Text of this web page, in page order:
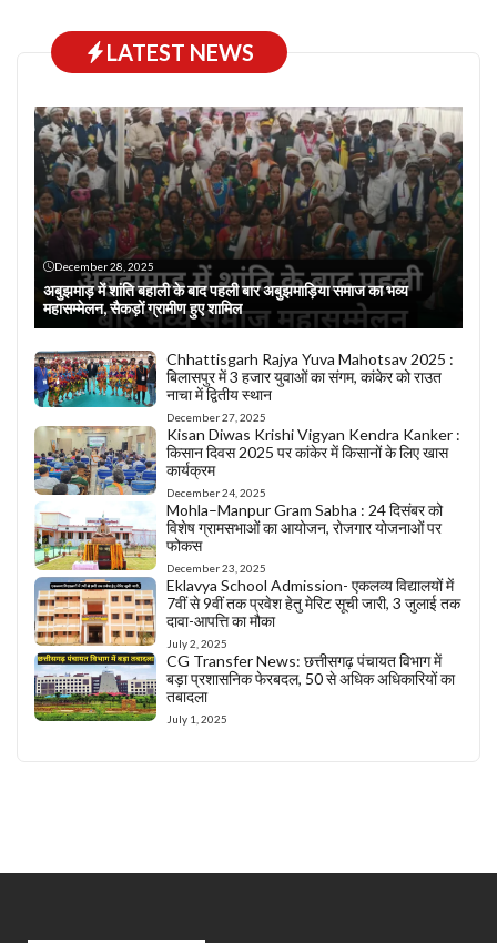
LATEST NEWS
December 28, 2025
अबुझमाड़ में शांति बहाली के बाद पहली बार अबुझमाड़िया समाज का भव्य
महासम्मेलन, सैकड़ों ग्रामीण हुए शामिल
Chhattisgarh Rajya Yuva Mahotsav 2025 :
बिलासपुर में 3 हजार युवाओं का संगम, कांकेर को राउत
नाचा में द्वितीय स्थान
December 27, 2025
Kisan Diwas Krishi Vigyan Kendra Kanker :
किसान दिवस 2025 पर कांकेर में किसानों के लिए खास
कार्यक्रम
December 24, 2025
Mohla–Manpur Gram Sabha : 24 दिसंबर को
विशेष ग्रामसभाओं का आयोजन, रोजगार योजनाओं पर
फोकस
December 23, 2025
Eklavya School Admission- एकलव्य विद्यालयों में
7वीं से 9वीं तक प्रवेश हेतु मेरिट सूची जारी, 3 जुलाई तक
दावा-आपत्ति का मौका
July 2, 2025
CG Transfer News: छत्तीसगढ़ पंचायत विभाग में
बड़ा प्रशासनिक फेरबदल, 50 से अधिक अधिकारियों का
तबादला
July 1, 2025